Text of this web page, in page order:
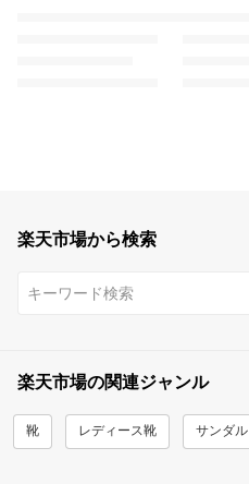
楽天市場から検索
楽天市場の関連ジャンル
靴 レディース靴 サンダル